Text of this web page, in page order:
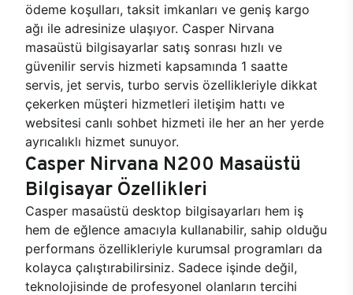
ödeme koşulları, taksit imkanları ve geniş kargo
ağı ile adresinize ulaşıyor. Casper Nirvana
masaüstü bilgisayarlar satış sonrası hızlı ve
güvenilir servis hizmeti kapsamında 1 saatte
servis, jet servis, turbo servis özellikleriyle dikkat
çekerken müşteri hizmetleri iletişim hattı ve
websitesi canlı sohbet hizmeti ile her an her yerde
ayrıcalıklı hizmet sunuyor.
Casper Nirvana N200 Masaüstü
Bilgisayar Özellikleri
Casper masaüstü desktop bilgisayarları hem iş
hem de eğlence amacıyla kullanabilir, sahip olduğu
performans özellikleriyle kurumsal programları da
kolayca çalıştırabilirsiniz. Sadece işinde değil,
teknolojisinde de profesyonel olanların tercihi